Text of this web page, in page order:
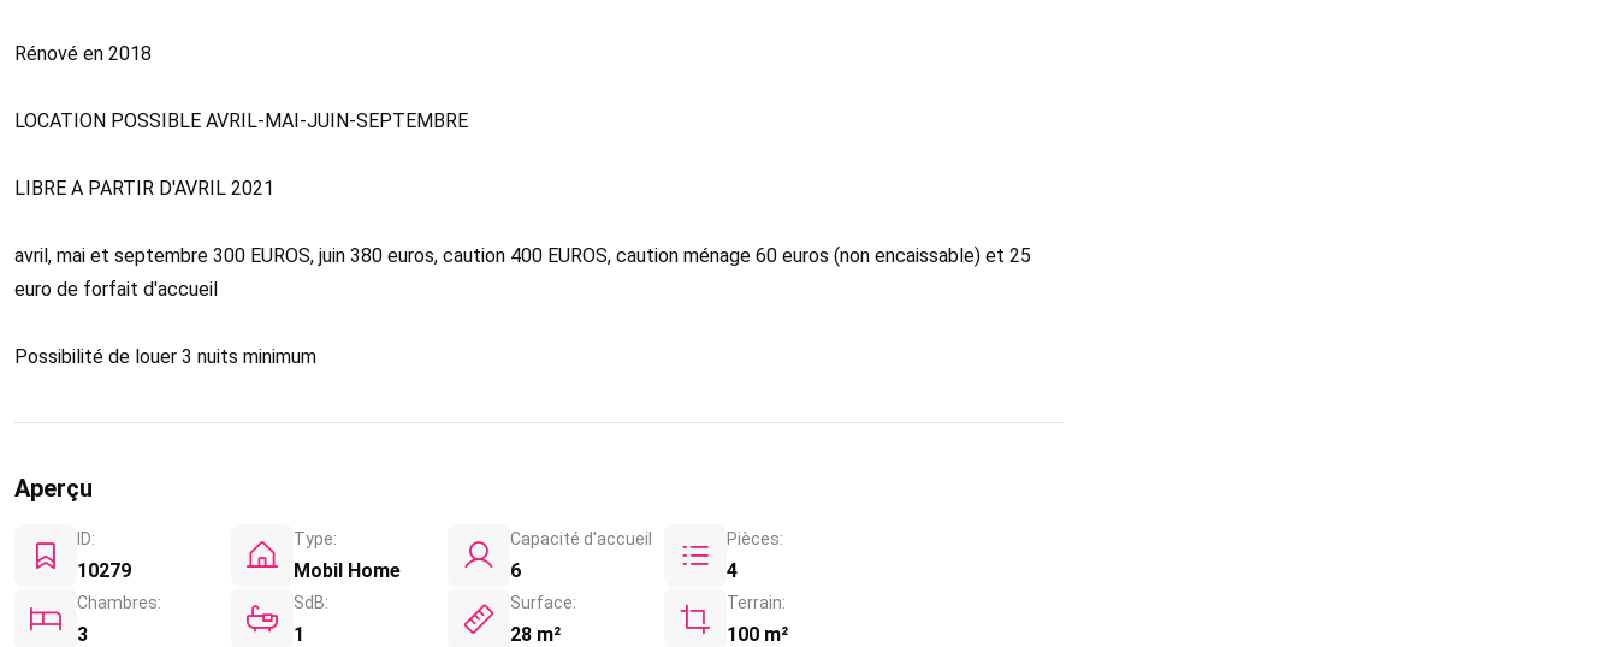
Rénové en 2018
LOCATION POSSIBLE AVRIL-MAI-JUIN-SEPTEMBRE
LIBRE A PARTIR D'AVRIL 2021
avril, mai et septembre 300 EUROS, juin 380 euros, caution 400 EUROS, caution ménage 60 euros (non encaissable) et 25
euro de forfait d'accueil
Possibilité de louer 3 nuits minimum
Aperçu
ID:
10279
Type:
Mobil Home
Capacité d'accueil
6
Pièces:
4
Chambres:
3
SdB:
1
Surface:
28 m²
Terrain:
100 m²